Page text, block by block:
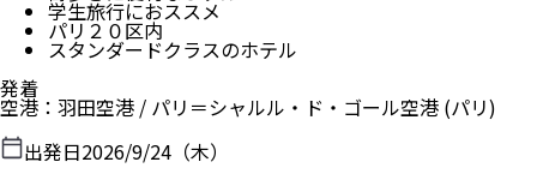
学生旅行におススメ
パリ２０区内
スタンダードクラスのホテル
発着
空港 ： 羽田空港 / パリ＝シャルル・ド・ゴール空港 (パリ)
出発日2026/9/24（木）